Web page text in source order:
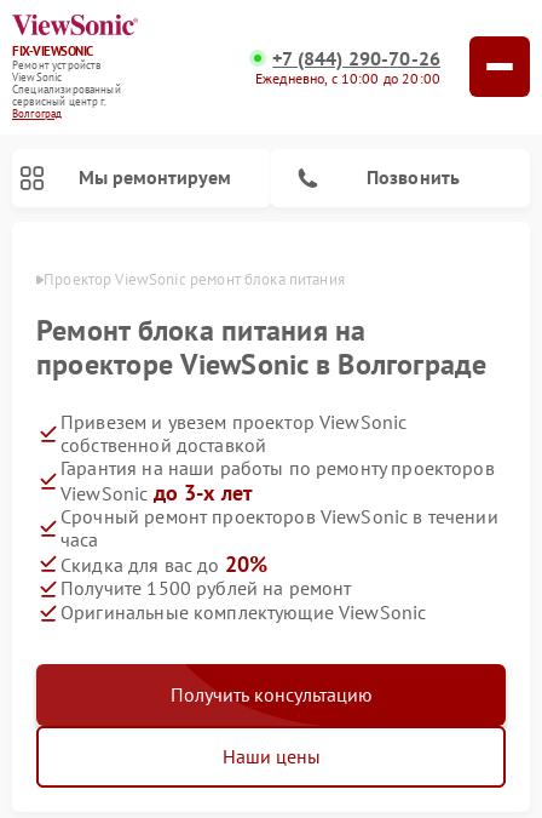
FIX-VIEWSONIC
Ремонт устройств
ViewSonic
Специализированный
cервисный центр г.
Волгоград
+7 (844) 290-70-26
Ежедневно, с 10:00 до 20:00
Мы ремонтируем Позвонить
Проектор ViewSonic ремонт блока питания
Ремонт блока питания на
проекторе ViewSonic в Волгограде
Привезем и увезем проектор ViewSonic
собственной доставкой
Гарантия на наши работы по ремонту проекторов
ViewSonic до 3-х лет
Срочный ремонт проекторов ViewSonic в течении
часа
Скидка для вас до 20%
Получите 1500 рублей на ремонт
Оригинальные комплектующие ViewSonic
Получить консультацию
Наши цены